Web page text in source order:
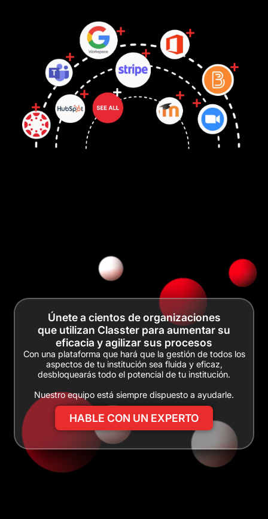
Únete a cientos de organizaciones
que utilizan Classter para aumentar su
eficacia y agilizar sus procesos
Con una plataforma que hará que la gestión de todos los
aspectos de tu institución sea fluida y eficaz,
desbloquearás todo el potencial de tu institución.
Nuestro equipo está siempre dispuesto a ayudarle.
HABLE CON UN EXPERTO